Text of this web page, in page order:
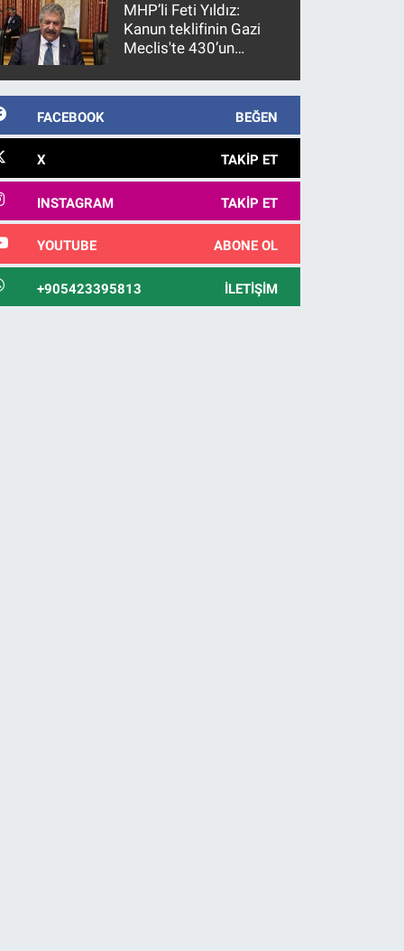
MHP’li Feti Yıldız:
Kanun teklifinin Gazi
Meclis'te 430’un
kanunlaşacağı
FACEBOOK BEĞEN
X TAKIP ET
INSTAGRAM TAKIP ET
YOUTUBE ABONE OL
+905423395813 İLETIŞIM